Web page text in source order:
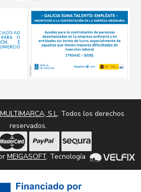
S.L. Todos los derechos
reservados.
MEIGASOFT. Tecnología